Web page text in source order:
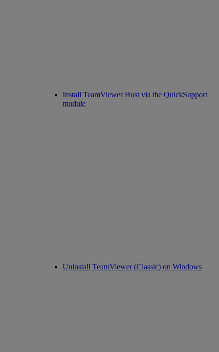
Install TeamViewer Host via the QuickSupport
module
Uninstall TeamViewer (Classic) on Windows